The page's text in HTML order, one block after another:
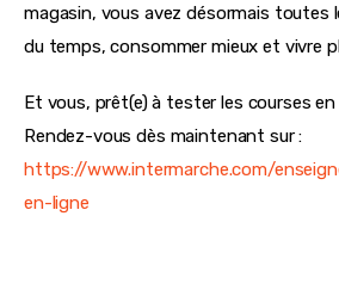
magasin, vous avez désormais toutes
du temps, consommer mieux et vivre
Et vous, prêt(e) à tester les courses en
Rendez-vous dès maintenant sur :
https://www.intermarche.com/
en-ligne